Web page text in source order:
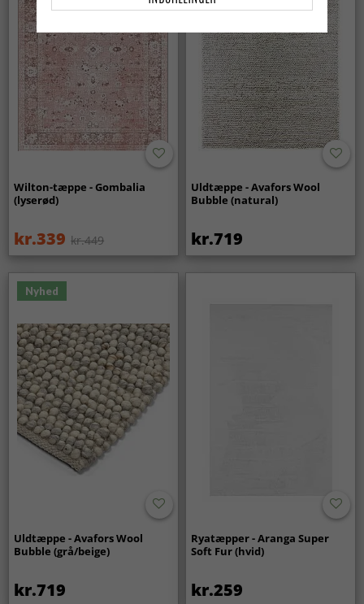
Wilton-tæppe - Gombalia
(lyserød)
kr.339 kr.449
Uldtæppe - Avafors Wool
Bubble (natural)
kr.719
Nyhed
Uldtæppe - Avafors Wool
Bubble (grå/beige)
kr.719
Ryatæpper - Aranga Super
Soft Fur (hvid)
kr.259